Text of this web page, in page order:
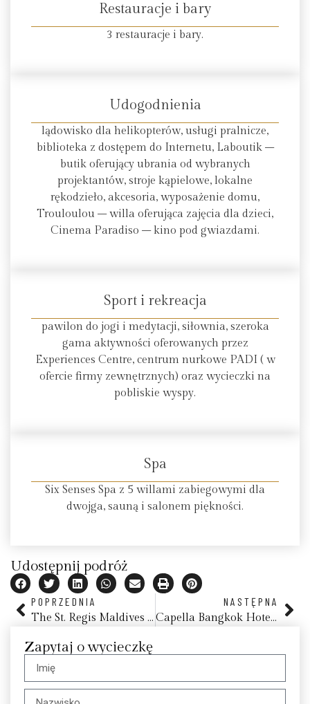
Restauracje i bary
3 restauracje i bary.
Udogodnienia
lądowisko dla helikopterów, usługi pralnicze,
biblioteka z dostępem do Internetu, Laboutik –
butik oferujący ubrania od wybranych
projektantów, stroje kąpielowe, lokalne
rękodzieło, akcesoria, wyposażenie domu,
Trouloulou – willa oferująca zajęcia dla dzieci,
Cinema Paradiso – kino pod gwiazdami.
Sport i rekreacja
pawilon do jogi i medytacji, siłownia, szeroka
gama aktywności oferowanych przez
Experiences Centre, centrum nurkowe PADI ( w
ofercie firmy zewnętrznych) oraz wycieczki na
pobliskie wyspy.
Spa
Six Senses Spa z 5 willami zabiegowymi dla
dwojga, sauną i salonem piękności.
Udostępnij podróż
POPRZEDNIA
The St. Regis Maldives Vommuli Resort
NASTĘPNA
Capella Bangkok Hotel, Tajlandia
Zapytaj o wycieczkę